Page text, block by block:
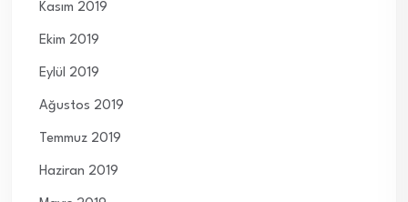
Kasım 2019
Ekim 2019
Eylül 2019
Ağustos 2019
Temmuz 2019
Haziran 2019